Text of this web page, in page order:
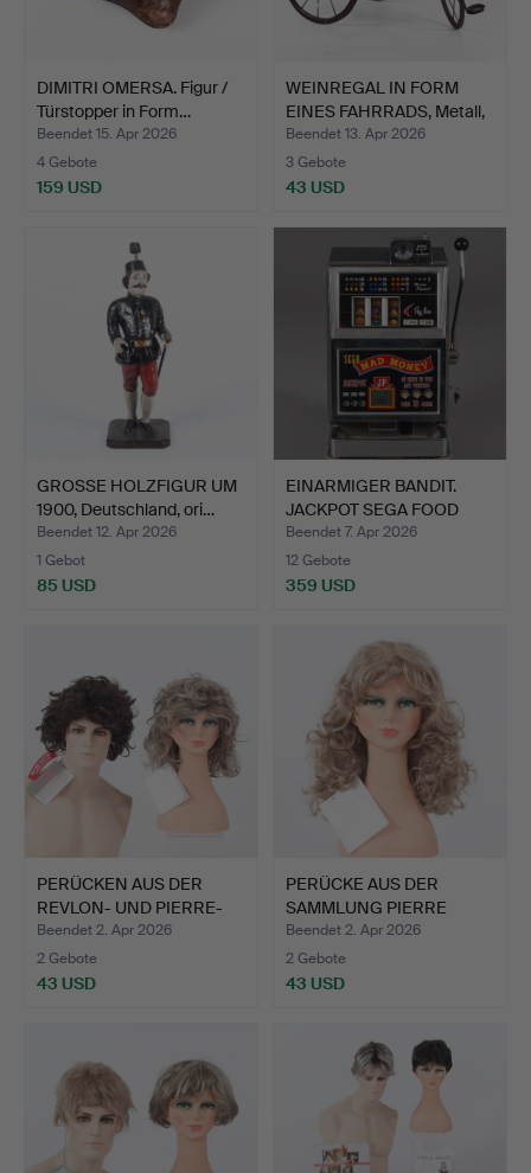
DIMITRI OMERSA. Figur /
Türstopper in Form…
Beendet 15. Apr 2026
4 Gebote
159 USD
WEINREGAL IN FORM
EINES FAHRRADS, Metall,
…
Beendet 13. Apr 2026
3 Gebote
43 USD
GROSSE HOLZFIGUR UM
1900, Deutschland, ori…
Beendet 12. Apr 2026
1 Gebot
85 USD
EINARMIGER BANDIT.
JACKPOT SEGA FOOD
MONEY…
Beendet 7. Apr 2026
12 Gebote
359 USD
PERÜCKEN AUS DER
REVLON- UND PIERRE-
PASTAL…
Beendet 2. Apr 2026
2 Gebote
43 USD
PERÜCKE AUS DER
SAMMLUNG PIERRE
PASGAL.
Beendet 2. Apr 2026
2 Gebote
43 USD